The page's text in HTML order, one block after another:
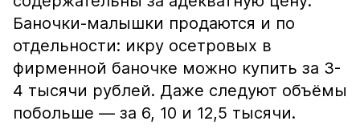
Баночки-малышки продаются и по
отдельности: икру осетровых в
фирменной баночке можно купить за 3-
4 тысячи рублей. Даже следуют объёмы
побольше — за 6, 10 и 12,5 тысячи.